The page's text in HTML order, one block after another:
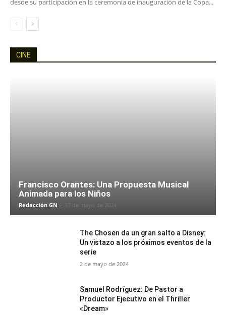
desde su participación en la ceremonia de inauguración de la Copa...
CINE
Francisco Orantes: Una Propuesta Musical
Animada para los Niños
Redacción GN - 17 de mayo de 2024
The Chosen da un gran salto a Disney:
Un vistazo a los próximos eventos de la
serie
2 de mayo de 2024
Samuel Rodríguez: De Pastor a
Productor Ejecutivo en el Thriller
«Dream»